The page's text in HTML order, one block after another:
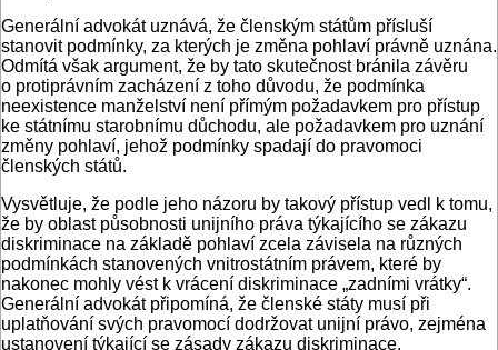
Generální advokát uznává, že členským státům přísluší
stanovit podmínky, za kterých je změna pohlaví právně uznána.
Odmítá však argument, že by tato skutečnost bránila závěru
o protiprávním zacházení z toho důvodu, že podmínka
neexistence manželství není přímým požadavkem pro přístup
ke státnímu starobnímu důchodu, ale požadavkem pro uznání
změny pohlaví, jehož podmínky spadají do pravomoci
členských států.
Vysvětluje, že podle jeho názoru by takový přístup vedl k tomu,
že by oblast působnosti unijního práva týkajícího se zákazu
diskriminace na základě pohlaví zcela závisela na různých
podmínkách stanovených vnitrostátním právem, které by
nakonec mohly vést k vrácení diskriminace „zadními vrátky“.
Generální advokát připomíná, že členské státy musí při
uplatňování svých pravomocí dodržovat unijní právo, zejména
ustanovení týkající se zásady zákazu diskriminace.